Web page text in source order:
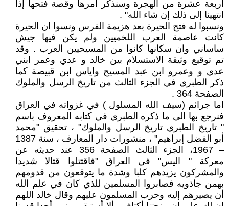
أربعة عشرة من الهجرة وسنذكر أمرها وقصة فتحها إذا
انتهينا إلى ذلك إن شاء الله" .
ونسبوا له فتح الحيرة بعد هزيمة الفرس ونسوا ان الحيرة
كانت عاصمة العرب اللخميين ولم يكن فيها جيش
ساساني وان سكانها كانوا من المسيحيين العرب . وقد
تم توقيع وثيقة الاستسلام بين خالد و عدي وعمر ابني
عدي و وعمرو ابن عبد المسيح واياس ابن قبيصة كما
ذكر الطبري في الجزء الثالث من تاريخ الرسل والملوك
الصفحة 364 .
اما جرائم (سيف الله المسلول ) في غزواته في العراق
فنرجع بها الى ما ذكره الطبري في كتابه المعروف باسم
" تاريخ الطبري تاريخ الرسل والملوك" ، تحقيق "محمد
أبو الفضل إبراهيم" ، منشورات دار المعارف ، سنة 1387
– 1967، الجزء الثالث الصفحة 356 عند حديثه عن
معركة " اليس" في العراق "فاقتتلوا قتالا شديدا
والمشركون يزيدهم كلبا وشدة ما يتوقعون من قدومهم
بهمن جاذويه فصابروا المسلمين للذي كان في علم الله
أن يصيرهم إليه وحرب المسلمون عليهم وقال خالد اللهم